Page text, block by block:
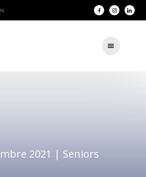
2021 | Seniors